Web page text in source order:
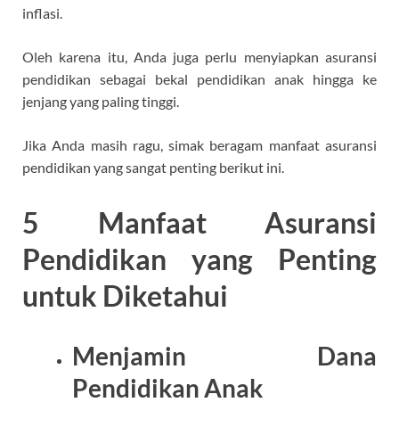
inflasi.
Oleh karena itu, Anda juga perlu menyiapkan asuransi
pendidikan sebagai bekal pendidikan anak hingga ke
jenjang yang paling tinggi.
Jika Anda masih ragu, simak beragam manfaat asuransi
pendidikan yang sangat penting berikut ini.
5 Manfaat Asuransi
Pendidikan yang Penting
untuk Diketahui
Menjamin Dana
Pendidikan Anak